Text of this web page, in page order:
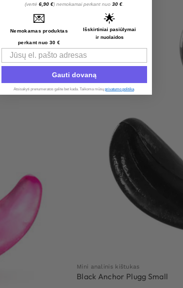
Mini analinis kištukas
Black Anchor Plugg Small
(vertė 6,90 €) nemokamai perkant nuo 30 €
💌
Nemokamas produktas
perkant nuo 30 €
🌟
Išskirtiniai pasiūlymai
ir nuolaidos
Email
Gauti dovaną
Atsisakyti prenumeratos galite bet kada. Taikoma mūsų privatumo politika.​